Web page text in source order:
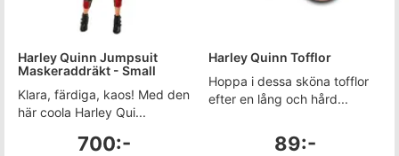
Harley Quinn Jumpsuit
Maskeraddräkt - Small
Klara, färdiga, kaos! Med den
här coola Harley Qui...
700:-
Harley Quinn Tofflor
Hoppa i dessa sköna tofflor
efter en lång och hård...
89:-